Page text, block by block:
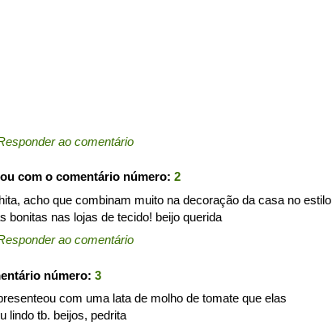
ao comentário
com o comentário número: 2
acho que combinam muito na decoração da casa no estilo
bonitas nas lojas de tecido! beijo querida
ao comentário
número: 3
com uma lata de molho de tomate que elas
lindo tb. beijos, pedrita